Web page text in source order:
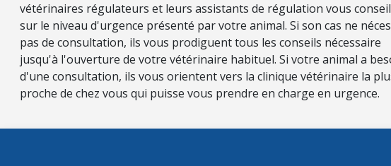
vétérinaires régulateurs et leurs assistants de régulation vous
sur le niveau d'urgence présenté par votre animal. Si son cas ne
pas de consultation, ils vous prodiguent tous les conseils nécessaire
jusqu'à l'ouverture de votre vétérinaire habituel. Si votre animal a
d'une consultation, ils vous orientent vers la clinique vétérinaire la
proche de chez vous qui puisse vous prendre en charge en urgence.